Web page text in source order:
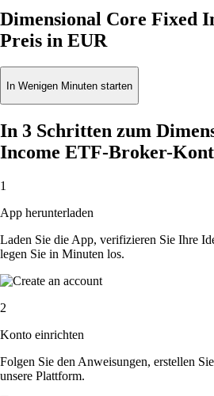
Dimensional Core Fixed
Preis in EUR
In Wenigen Minuten starten
In 3 Schritten zum
Income ETF-Broker-
1
App herunterladen
Laden Sie die App, verifizieren Sie Ihre
legen Sie in Minuten los.
2
Konto einrichten
Folgen Sie den Anweisungen, erstellen
unsere Plattform.